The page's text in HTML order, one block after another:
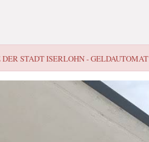
DER STADT ISERLOHN - GELDAUTOMAT